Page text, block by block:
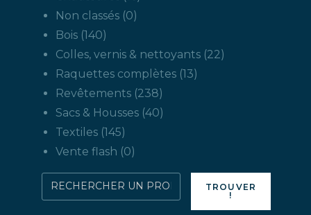
produits
Non classés 00
Bois 140140
produits
Colles, vernis & nettoyants 2222
Raquettes complètes 1313
Revêtements 238238
produits
Sacs & Housses 4040
Textiles 145145
produits
Vente flash 00
Rechercher
directement
TROUVER
!